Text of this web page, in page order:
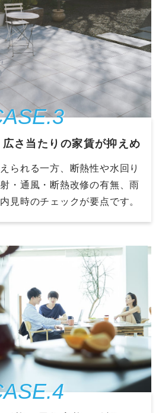
さ当たりの家賃が抑えめ
られる一方、断熱性や水回り
・通風・断熱改修の有無、雨
見時のチェックが要点です。